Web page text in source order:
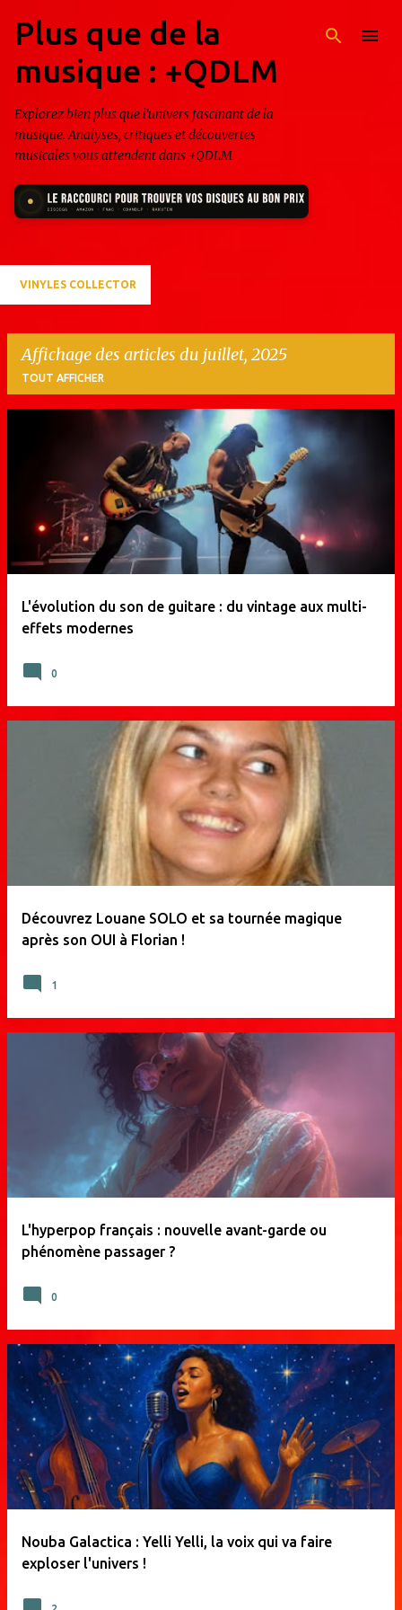
Accéder au contenu principal
Plus que de la
musique : +QDLM
Explorez bien plus que l'univers fascinant de la
musique. Analyses, critiques et découvertes
musicales vous attendent dans +QDLM
VINYLES COLLECTOR
Affichage des articles du juillet, 2025
TOUT AFFICHER
L'évolution du son de guitare : du vintage aux multi-
effets modernes
0
Découvrez Louane SOLO et sa tournée magique
après son OUI à Florian !
1
L'hyperpop français : nouvelle avant-garde ou
phénomène passager ?
0
Nouba Galactica : Yelli Yelli, la voix qui va faire
exploser l'univers !